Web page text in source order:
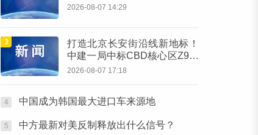
2026-08-07 14:29
3
打造北京长安街沿线新地标！
中建一局中标CBD核心区Z9地
块项目
2026-08-07 17:18
4 中国成为韩国最大进口车来源地
5 中方最新对美反制释放出什么信号？